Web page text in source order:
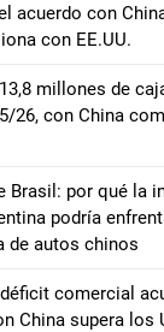
acuerdo con
con EE.UU.
millones de
26, con China
Brasil: por qué la
podría
de autos chinos
comercial
China supera los